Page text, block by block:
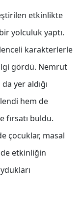
etkinlikte
yolculuk yaptı.
karakterlerle
gördü. Nemrut
yer aldığı
hem de
buldu.
çocuklar, masal
etkinliğin